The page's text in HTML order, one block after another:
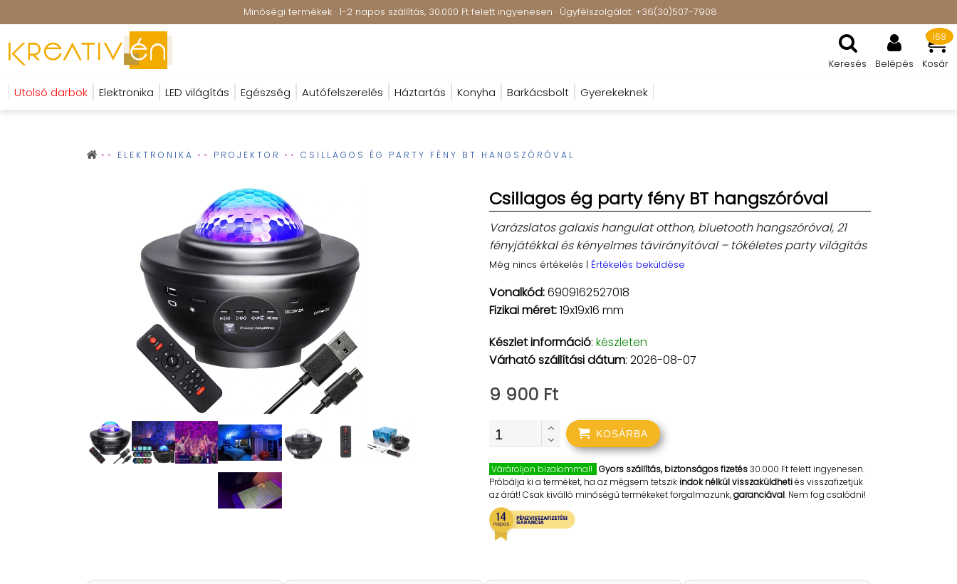
Minőségi termékek · 1-2 napos szállítás, 30.000 Ft felett ingyenesen · Ügyfélszolgálat: +36(30)507-7908
Keresés Belépés Kosár
168
Utolsó darbok Elektronika LED világítás Egészség Autófelszerelés Háztartás Konyha Barkácsbolt Gyerekeknek
ELEKTRONIKA PROJEKTOR CSILLAGOS ÉG PARTY FÉNY BT HANGSZÓRÓVAL
Csillagos ég party fény BT hangszóróval
Varázslatos galaxis hangulat otthon, bluetooth hangszóróval, 21
fényjátékkal és kényelmes távirányítóval – tökéletes party világítás
Még nincs értékelés | Értékelés beküldése
Vonalkód:6909162527018
Fizikai méret:19x19x16 mm
Készlet információ: készleten
Várható szállítási dátum: 2026-08-07
9 900 Ft
KOSÁRBA
Várároljon bizalommal! Gyors szállítás, biztonságos fizetés30.000 Ft felett ingyenesen.
Próbálja ki a terméket, ha az mégsem tetszikindok nélkül visszaküldhetiés visszafizetjük
az árát! Csak kiválló minőségű termékeket forgalmazunk,garanciával. Nem fog csalódni!